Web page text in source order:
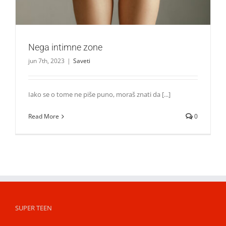
Nega intimne zone
jun 7th, 2023 | Saveti
Iako se o tome ne piše puno, moraš znati da [...]
Read More 0
SUPER TEEN